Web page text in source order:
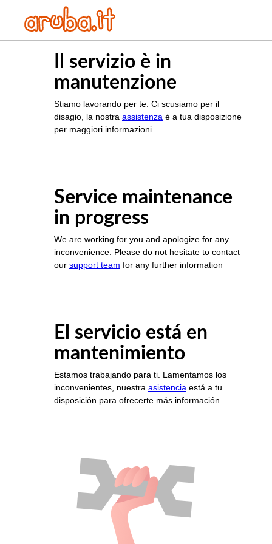
Il servizio è in
manutenzione
Stiamo lavorando per te. Ci scusiamo per il
disagio, la nostra assistenza è a tua disposizione
per maggiori informazioni
Service maintenance
in progress
We are working for you and apologize for any
inconvenience. Please do not hesitate to contact
our support team for any further information
El servicio está en
mantenimiento
Estamos trabajando para ti. Lamentamos los
inconvenientes, nuestra asistencia está a tu
disposición para ofrecerte más información